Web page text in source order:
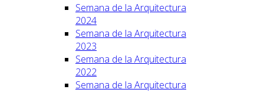
Semana de la Arquitectura
2024
Semana de la Arquitectura
2023
Semana de la Arquitectura
2022
Semana de la Arquitectura